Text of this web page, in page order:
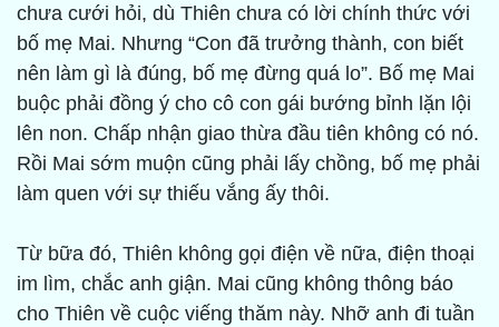
chưa cưới hỏi, dù Thiên chưa có lời chính thức với
bố mẹ Mai. Nhưng “Con đã trưởng thành, con biết
nên làm gì là đúng, bố mẹ đừng quá lo”. Bố mẹ Mai
buộc phải đồng ý cho cô con gái bướng bỉnh lặn lội
lên non. Chấp nhận giao thừa đầu tiên không có nó.
Rồi Mai sớm muộn cũng phải lấy chồng, bố mẹ phải
làm quen với sự thiếu vắng ấy thôi.
Từ bữa đó, Thiên không gọi điện về nữa, điện thoại
im lìm, chắc anh giận. Mai cũng không thông báo
cho Thiên về cuộc viếng thăm này. Nhỡ anh đi tuần